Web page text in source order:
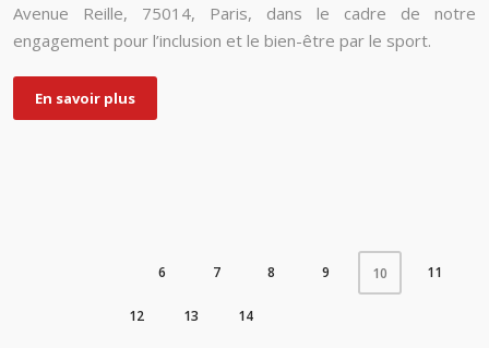
Avenue Reille, 75014, Paris, dans le cadre de notre
engagement pour l’inclusion et le bien-être par le sport.
En savoir plus
6 7 8 9 10 11
12 13 14